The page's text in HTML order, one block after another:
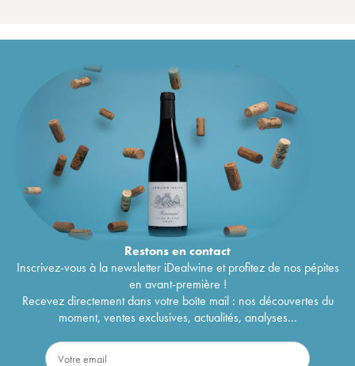
Restons encontact
Inscrivez-vous à la newsletter iDealwine et profitez de nos pépites
en avant-première !
Recevez directement dans votre boîte mail : nos découvertes du
moment, ventes exclusives, actualités, analyses...